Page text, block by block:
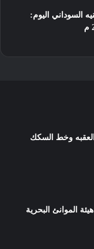
السوداني اليوم:
وخط السكك
الموانئ البحرية